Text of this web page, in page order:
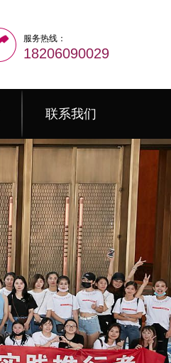
服务热线：
18206090029
联系我们